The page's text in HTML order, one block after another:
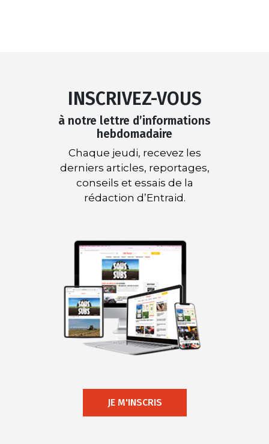
INSCRIVEZ-VOUS
à notre lettre d’informations
hebdomadaire
Chaque jeudi, recevez les
derniers articles, reportages,
conseils et essais de la
rédaction d’Entraid.
JE M'INSCRIS